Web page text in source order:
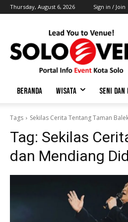
Thursday, August 6, 2026 Sign in / Join
BERANDA WISATA SENI DAN
Tags Sekilas Cerita Tentang Taman
Tag: Sekilas
dan Mendiang